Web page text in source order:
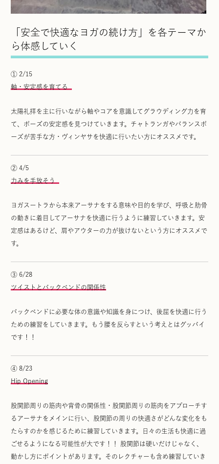
「安全で快適なヨガの続け方」を各テーマか
ら体感していく
① 2/15
軸・安定感を育てる
太陽礼拝を主に行いながら軸やコアを意識してグラウディング力を育
て、ポーズの安定感を見つけていきます。チャトランガやバランスポ
ーズが苦手な方・ヴィンヤサを快適に行いたい方にオススメです。
② 4/5
力みを手放そう
ヨガスートラから本来アーサナをする意味や目的を学び、呼吸と肋骨
の動きに着目してアーサナを快適に行うように練習していきます。安
定感はあるけど、肩やアウターの力が抜けないという方にオススメで
す。
③ 6/28
ツイストとバックベンドの関係性
バックベンドに必要な体の意識や知識を身につけ、後屈を快適に行う
ための練習をしていきます。もう腰を反らすという考えとはグッバイ
です！！
④ 8/23
Hip Opening
股関節周りの筋肉や背骨の関係性・股関節周りの筋肉をアプローチす
るアーサナをメインに行い、股関節の周りの快適さがどんな変化をも
たらすのかを感じるために練習していきます。日々の生活も快適に過
ごせるようになる可能性が大です！！ 股関節は硬いだけじゃなく、
動かし方にポイントがあります。そのレクチャーも含め練習していき